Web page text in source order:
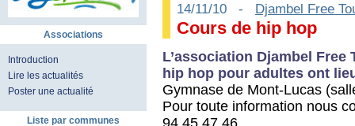
Associations
Introduction
Lire les actualités
Poster une actualité
Liste par communes
14/11/10 - Djambel Free
Cours de hip hop
L’association Djambel
hip hop pour adultes ont
Gymnase de Mont-Lucas
Pour toute information nous
94 45 47 46.